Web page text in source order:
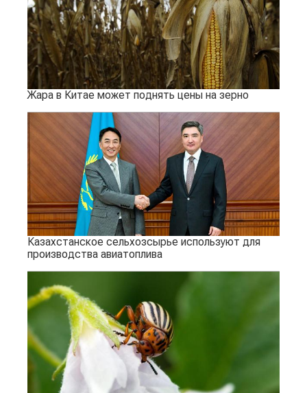
Жара в Китае может поднять цены на зерно
Казахстанское сельхозсырье используют для
производства авиатоплива